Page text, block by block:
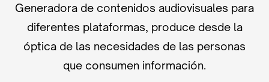
Generadora de contenidos audiovisuales para
diferentes plataformas, produce desde la
óptica de las necesidades de las personas
que consumen información.